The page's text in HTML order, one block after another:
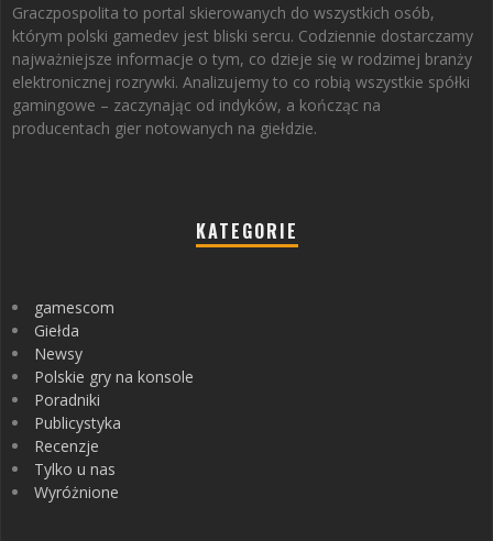
Graczpospolita to portal skierowanych do wszystkich osób,
którym polski gamedev jest bliski sercu. Codziennie dostarczamy
najważniejsze informacje o tym, co dzieje się w rodzimej branży
elektronicznej rozrywki. Analizujemy to co robią wszystkie spółki
gamingowe – zaczynając od indyków, a kończąc na
producentach gier notowanych na giełdzie.
KATEGORIE
gamescom
Giełda
Newsy
Polskie gry na konsole
Poradniki
Publicystyka
Recenzje
Tylko u nas
Wyróżnione